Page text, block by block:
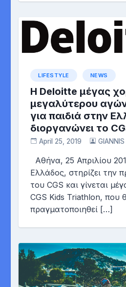
LIFESTYLE NEWS
Η Deloitte μέγας
μεγαλύτερου
για παιδιά στην
διοργανώνει τo
April 25, 2019 GIANNIS
Αθήνα, 25 Απριλίου
Ελλάδος, στηρίζει την
του CGS και γίνεται
CGS Kids Triathlon, που
πραγματοποιηθεί […]